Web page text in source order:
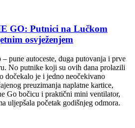
GO: Putnici na Lučkom
osvježenjem
pune autoceste, duga putovanja i prve
No putnike koji su ovih dana prolazili
dočekalo je i jedno neočekivano
preuzimanja naplatne kartice,
Go bočicu i praktični mini ventilator,
uljepšala početak godišnjeg odmora.